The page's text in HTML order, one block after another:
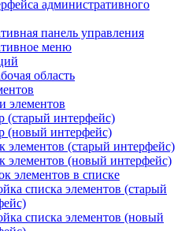
административного
панель управления
меню
область
элементов
(старый интерфейс)
(новый интерфейс)
элементов (старый интерфейс)
элементов (новый интерфейс)
элементов в списке
списка элементов (старый
списка элементов (новый